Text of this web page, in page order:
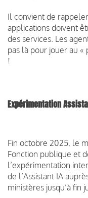
Il convient de
applications doivent
des services. Les
pas là pour jouer au
!
Expérimentation
Fin octobre 2025, le
Fonction publique et
l’expérimentation
de l’Assistant IA
ministères jusqu’à fin